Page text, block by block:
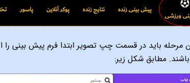
مرحله باید در قسمت چپ تصویر ابتدا فرم پیش بینی
مطابق شکل زیر: